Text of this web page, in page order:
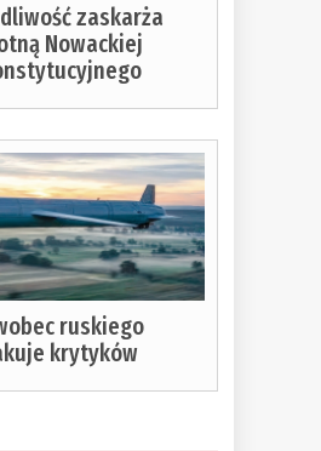
zaskarża
Nowackiej
ruskiego
krytyków